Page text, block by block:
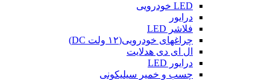
LED خودرویی
درایور
فلاشر LED
چراغهای خودرویی(۱۲ ولت DC)
ال ای دی هدلایت
درایور LED
چسب و خمیر سیلیکونی